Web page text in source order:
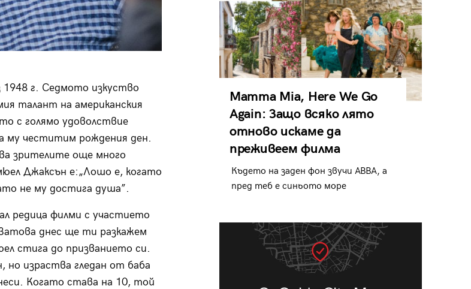
1948 г. Седмото изкуство
талант на американския
с голямо удоволствие
му честитим рождения ден.
зрителите още много
Джаксън е:„Лошо е, когато
не му достига душа”.
редица филми с участието
днес ще ти разкажем
стига до призванието си.
но израства гледан от баба
Когато става на 10, той
Mamma Mia, Here We Go
Again: Защо всяко лято
отново искаме да
преживеем филма
Където на заден фон звучи ABBA, а
пред теб е синьото море